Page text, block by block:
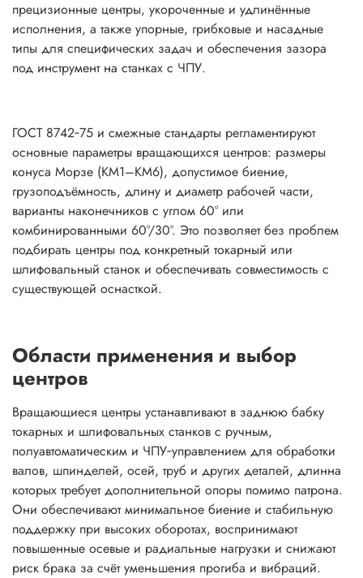
прецизионные центры, укороченные и удлинённые
исполнения, а также упорные, грибковые и насадные
типы для специфических задач и обеспечения зазора
под инструмент на станках с ЧПУ.
ГОСТ 8742‑75 и смежные стандарты регламентируют
основные параметры вращающихся центров: размеры
конуса Морзе (КМ1–КМ6), допустимое биение,
грузоподъёмность, длину и диаметр рабочей части,
варианты наконечников с углом 60° или
комбинированными 60°/30°. Это позволяет без проблем
подбирать центры под конкретный токарный или
шлифовальный станок и обеспечивать совместимость с
существующей оснасткой.
Области применения и выбор
центров
Вращающиеся центры устанавливают в заднюю бабку
токарных и шлифовальных станков с ручным,
полуавтоматическим и ЧПУ‑управлением для обработки
валов, шпинделей, осей, труб и других деталей, длинна
которых требует дополнительной опоры помимо патрона.
Они обеспечивают минимальное биение и стабильную
поддержку при высоких оборотах, воспринимают
повышенные осевые и радиальные нагрузки и снижают
риск брака за счёт уменьшения прогиба и вибраций.